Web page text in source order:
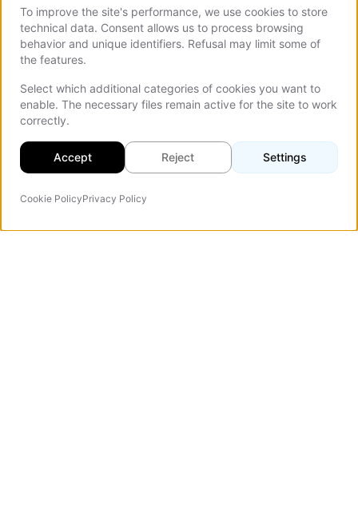
To improve the site's performance, we use cookies to store
technical data. Consent allows us to process browsing
behavior and unique identifiers. Refusal may limit some of
the features.
Select which additional categories of cookies you want to
enable. The necessary files remain active for the site to work
correctly.
Accept Reject Settings
Cookie PolicyPrivacy Policy